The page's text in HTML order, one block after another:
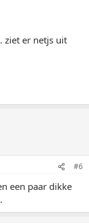
ziet er netjs uit
#6
een paar dikke